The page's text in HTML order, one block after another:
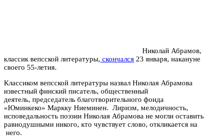
Николай Абрамов,
классик вепсской литературы, скончался 23 января, накануне
своего 55-летия.
Классиком вепсской литературы назвал Николая Абрамова
известный финский писатель, общественный
деятель, председатель благотворительного фонда
«Юминкеко» Маркку Ниеминен. Лиризм, мелодичность,
исповедальность поэзии Николая Абрамова не могли оставить
равнодушными никого, кто чувствует слово, откликается на
него.